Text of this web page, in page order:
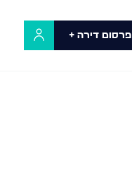
פרסום דירה +